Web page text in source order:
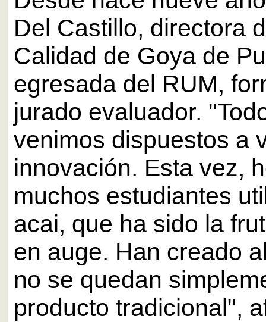
Del Castillo, directora
Calidad de Goya de
egresada del RUM,
jurado evaluador.
venimos dispuestos a
innovación. Esta vez,
muchos estudiantes
acai, que ha sido la
en auge. Han creado
no se quedan
producto tradicional",